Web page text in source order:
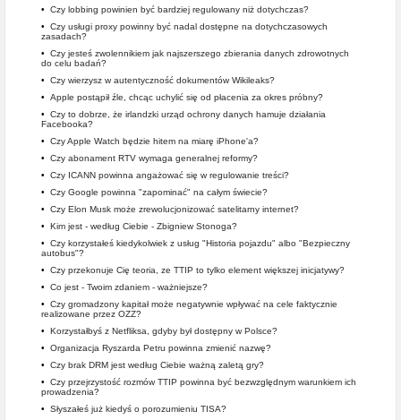
• Czy lobbing powinien być bardziej regulowany niż dotychczas?
• Czy usługi proxy powinny być nadal dostępne na dotychczasowych
zasadach?
• Czy jesteś zwolennikiem jak najszerszego zbierania danych zdrowotnych
do celu badań?
• Czy wierzysz w autentyczność dokumentów Wikileaks?
• Apple postąpił źle, chcąc uchylić się od płacenia za okres próbny?
• Czy to dobrze, że irlandzki urząd ochrony danych hamuje działania
Facebooka?
• Czy Apple Watch będzie hitem na miarę iPhone'a?
• Czy abonament RTV wymaga generalnej reformy?
• Czy ICANN powinna angażować się w regulowanie treści?
• Czy Google powinna "zapominać" na całym świecie?
• Czy Elon Musk może zrewolucjonizować satelitarny internet?
• Kim jest - według Ciebie - Zbigniew Stonoga?
• Czy korzystałeś kiedykolwiek z usług "Historia pojazdu" albo "Bezpieczny
autobus"?
• Czy przekonuje Cię teoria, ze TTIP to tylko element większej inicjatywy?
• Co jest - Twoim zdaniem - ważniejsze?
• Czy gromadzony kapitał może negatywnie wpływać na cele faktycznie
realizowane przez OZZ?
• Korzystałbyś z Netfliksa, gdyby był dostępny w Polsce?
• Organizacja Ryszarda Petru powinna zmienić nazwę?
• Czy brak DRM jest według Ciebie ważną zaletą gry?
• Czy przejrzystość rozmów TTIP powinna być bezwzględnym warunkiem ich
prowadzenia?
• Słyszałeś już kiedyś o porozumieniu TISA?